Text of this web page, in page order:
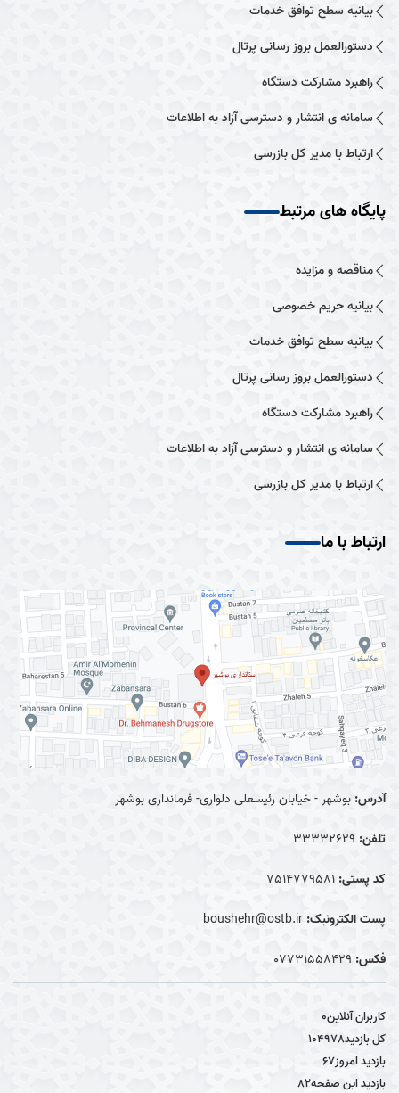
بیانیه سطح توافق خدمات
دستورالعمل بروز رسانی پرتال
راهبرد مشارکت دستگاه
سامانه ی انتشار و دسترسی آزاد به اطلاعات
ارتباط با مدیر کل بازرسی
پایگاه های مرتبط
مناقصه و مزایده
بیانیه حریم خصوصی
بیانیه سطح توافق خدمات
دستورالعمل بروز رسانی پرتال
راهبرد مشارکت دستگاه
سامانه ی انتشار و دسترسی آزاد به اطلاعات
ارتباط با مدیر کل بازرسی
ارتباط با ما
آدرس: بوشهر - خیابان رئیسعلی دلواری- فرمانداری بوشهر
تلفن: 33332629
کد پستی: 7514779581
پست الکترونیک: boushehr@ostb.ir
فکس: 0۷۷۳۱۵۵۸۴۲۹
کاربران آنلاین0
کل بازدید104978
بازدید امروز67
بازدید این صفحه82